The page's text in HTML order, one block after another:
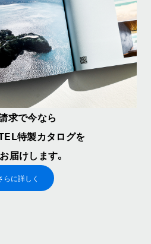
求で今なら
特製カタログを
届けします。
らに詳しく